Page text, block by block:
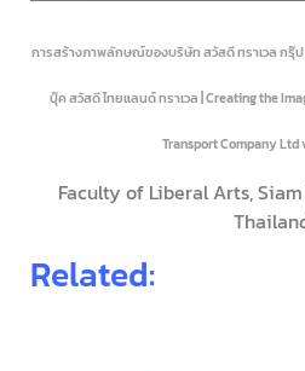
Loading PDF
การสร้างภาพลักษณ์ของบริษัท สวัสดี ทราเวล กรุ๊
บุ๊ค สวัสดี ไทยแลนด์ ทราเวล | Creating the
Transport Company Ltd
Faculty of Liberal Arts,
Related: